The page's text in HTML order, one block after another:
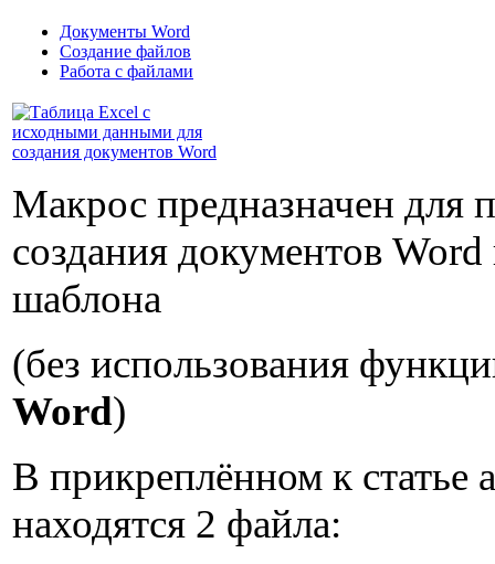
Документы Word
Создание файлов
Работа с файлами
Макрос предназначен для
создания документов Word
шаблона
(без использования
Word)
В прикреплённом к статье
находятся 2 файла: